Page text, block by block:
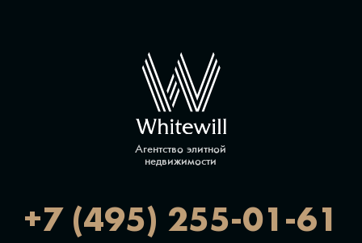
Агентство элитной
недвижимости
+7 (495) 255-01-61